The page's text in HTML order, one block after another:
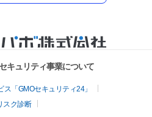
キュリティ事業について
「GMOセキュリティ24」
スク診断